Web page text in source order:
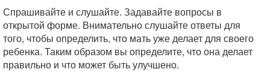
Спрашивайте и слушайте. Задавайте вопросы в
открытой форме. Внимательно слушайте ответы для
того, чтобы определить, что мать уже делает для своего
ребенка. Таким образом вы определите, что она делает
правильно и что может быть улучшено.